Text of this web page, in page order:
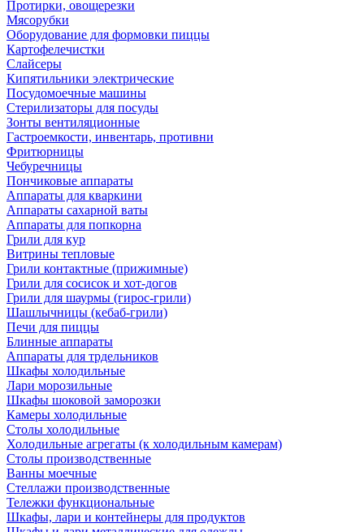
Протирки, овощерезки
Мясорубки
Оборудование для формовки пиццы
Картофелечистки
Слайсеры
Кипятильники электрические
Посудомоечные машины
Стерилизаторы для посуды
Зонты вентиляционные
Гастроемкости, инвентарь, противни
Фритюрницы
Чебуречницы
Пончиковые аппараты
Аппараты для кваркини
Аппараты сахарной ваты
Аппараты для попкорна
Грили для кур
Витрины тепловые
Грили контактные (прижимные)
Грили для сосисок и хот-догов
Грили для шаурмы (гирос-грили)
Шашлычницы (кебаб-грили)
Печи для пиццы
Блинные аппараты
Аппараты для трдельников
Шкафы холодильные
Лари морозильные
Шкафы шоковой заморозки
Камеры холодильные
Столы холодильные
Холодильные агрегаты (к холодильным камерам)
Столы производственные
Ванны моечные
Стеллажи производственные
Тележки функциональные
Шкафы, лари и контейнеры для продуктов